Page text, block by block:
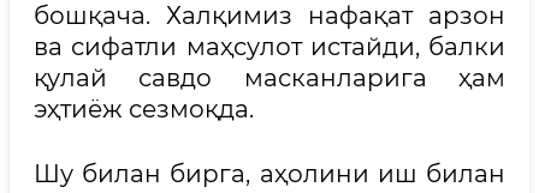
бошқача. Халқимиз нафақат арзон
ва сифатли маҳсулот истайди, балки
қулай савдо масканларига ҳам
эҳтиёж сезмоқда.
Шу билан бирга, аҳолини иш билан